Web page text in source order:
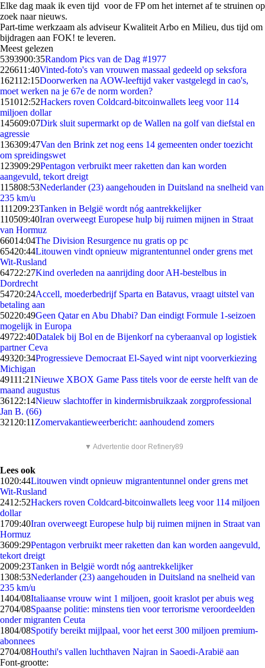
Elke dag maak ik even tijd voor de FP om het internet af te struinen op
zoek naar nieuws.
Part-time werkzaam als adviseur Kwaliteit Arbo en Milieu, dus tijd om
bijdragen aan FOK! te leveren.
Meest gelezen
5393900:35Random Pics van de Dag #1977
226611:40Vinted-foto's van vrouwen massaal gedeeld op seksfora
162112:15Doorwerken na AOW-leeftijd vaker vastgelegd in cao's,
moet werken na je 67e de norm worden?
151012:52Hackers roven Coldcard-bitcoinwallets leeg voor 114
miljoen dollar
145609:07Dirk sluit supermarkt op de Wallen na golf van diefstal en
agressie
136309:47Van den Brink zet nog eens 14 gemeenten onder toezicht
om spreidingswet
123909:29Pentagon verbruikt meer raketten dan kan worden
aangevuld, tekort dreigt
115808:53Nederlander (23) aangehouden in Duitsland na snelheid van
235 km/u
111209:23Tanken in België wordt nóg aantrekkelijker
110509:40Iran overweegt Europese hulp bij ruimen mijnen in Straat
van Hormuz
66014:04The Division Resurgence nu gratis op pc
65420:44Litouwen vindt opnieuw migrantentunnel onder grens met
Wit-Rusland
64722:27Kind overleden na aanrijding door AH-bestelbus in
Dordrecht
54720:24Accell, moederbedrijf Sparta en Batavus, vraagt uitstel van
betaling aan
50220:49Geen Qatar en Abu Dhabi? Dan eindigt Formule 1-seizoen
mogelijk in Europa
49722:40Datalek bij Bol en de Bijenkorf na cyberaanval op logistiek
partner Ceva
49320:34Progressieve Democraat El-Sayed wint nipt voorverkiezing
Michigan
49111:21Nieuwe XBOX Game Pass titels voor de eerste helft van de
maand augustus
361 22:14Nieuw slachtoffer in kindermisbruikzaak zorgprofessional
Jan B. (66)
321 20:11 Zomervakantieweerbericht: aanhoudend zomers
▼ Advertentie door Refinery89
Lees ook
1020:44Litouwen vindt opnieuw migrantentunnel onder grens met
Wit-Rusland
2412:52Hackers roven Coldcard-bitcoinwallets leeg voor 114 miljoen
dollar
1709:40Iran overweegt Europese hulp bij ruimen mijnen in Straat van
Hormuz
3609:29Pentagon verbruikt meer raketten dan kan worden aangevuld,
tekort dreigt
2009:23Tanken in België wordt nóg aantrekkelijker
1308:53Nederlander (23) aangehouden in Duitsland na snelheid van
235 km/u
1404/08Italiaanse vrouw wint 1 miljoen, gooit kraslot per abuis weg
2704/08Spaanse politie: minstens tien voor terrorisme veroordeelden
onder migranten Ceuta
1804/08Spotify bereikt mijlpaal, voor het eerst 300 miljoen premium-
abonnees
2704/08Houthi's vallen luchthaven Najran in Saoedi-Arabië aan
Font-grootte: